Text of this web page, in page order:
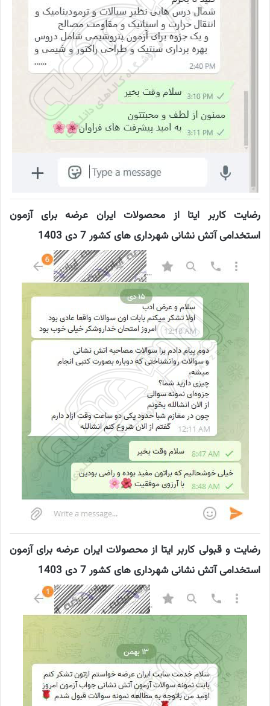
رضایت کاربر ایتا از محصولات ایران عرضه برای آزمون
استخدامی آتش نشانی شهرداری های کشور 7 دی 1403
رضایت و قبولی کاربر ایتا از محصولات ایران عرضه برای آزمون
استخدامی آتش نشانی شهرداری های کشور 7 دی 1403